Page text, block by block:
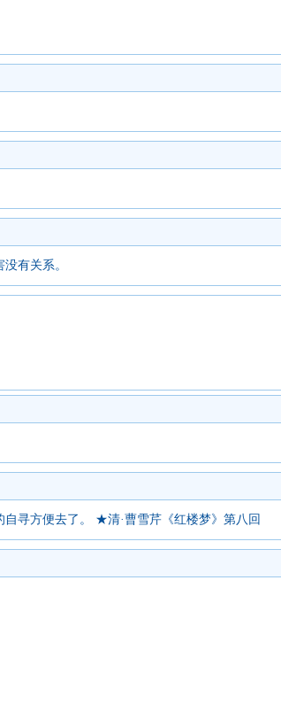
有关系。
寻方便去了。 ★清·曹雪芹《红楼梦》第八回